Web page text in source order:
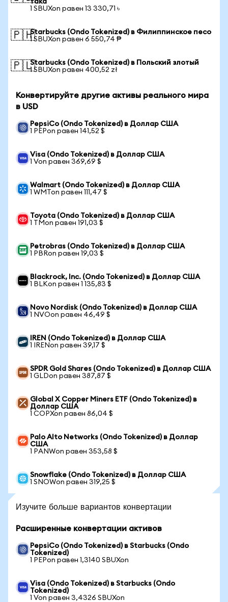
така
1 SBUXon равен 13 330,71 ৳
🇵🇭Starbucks (Ondo Tokenized) в Филиппинское песо
1 SBUXon равен 6 550,74 ₱
🇵🇱Starbucks (Ondo Tokenized) в Польский злотый
1 SBUXon равен 400,52 zł
Конвертируйте другие активы реального мира
в USD
PepsiCo (Ondo Tokenized) в Доллар США
1 PEPon равен 141,52 $
Visa (Ondo Tokenized) в Доллар США
1 Von равен 369,69 $
Walmart (Ondo Tokenized) в Доллар США
1 WMTon равен 111,47 $
Toyota (Ondo Tokenized) в Доллар США
1 TMon равен 191,03 $
Petrobras (Ondo Tokenized) в Доллар США
1 PBRon равен 19,03 $
Blackrock, Inc. (Ondo Tokenized) в Доллар США
1 BLKon равен 1 135,83 $
Novo Nordisk (Ondo Tokenized) в Доллар США
1 NVOon равен 46,49 $
IREN (Ondo Tokenized) в Доллар США
1 IRENon равен 39,17 $
SPDR Gold Shares (Ondo Tokenized) в Доллар США
1 GLDon равен 387,87 $
Global X Copper Miners ETF (Ondo Tokenized) в
Доллар США
1 COPXon равен 86,04 $
Palo Alto Networks (Ondo Tokenized) в Доллар
США
1 PANWon равен 353,58 $
Snowflake (Ondo Tokenized) в Доллар США
1 SNOWon равен 319,25 $
Изучите больше вариантов конвертации
Расширенные конвертации активов
PepsiCo (Ondo Tokenized) в Starbucks (Ondo
Tokenized)
1 PEPon равен 1,3140 SBUXon
Visa (Ondo Tokenized) в Starbucks (Ondo
Tokenized)
1 Von равен 3,4326 SBUXon